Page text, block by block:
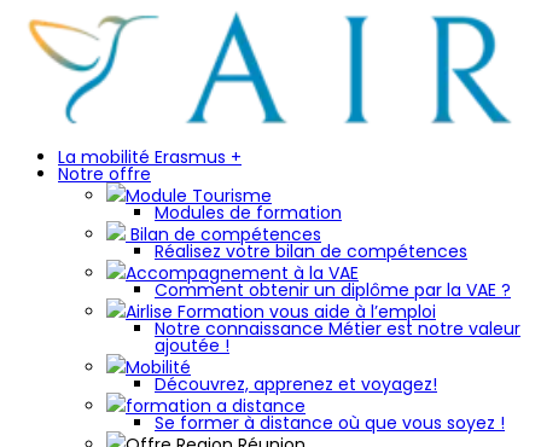
La mobilité Erasmus +
Notre offre
Module Tourisme
Modules de formation
Bilan de compétences
Réalisez votre bilan de compétences
Accompagnement à la VAE
Comment obtenir un diplôme par la VAE ?
Airlise Formation vous aide à l’emploi
Notre connaissance Métier est notre valeur
ajoutée !
Mobilité
Découvrez, apprenez et voyagez!
formation a distance
Se former à distance où que vous soyez !